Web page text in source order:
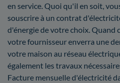
en service. Quoi qu'il en soit,
souscrire à un contrat
d'énergie de votre choix. Quand
votre fournisseur enverra une
votre maison au réseau
également les travaux
Facture mensuelle d'électricité